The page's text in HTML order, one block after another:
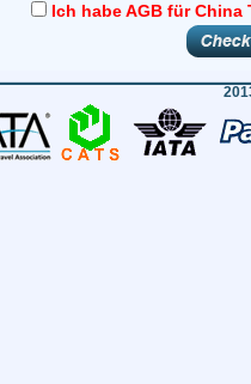
Ich habe AGB für